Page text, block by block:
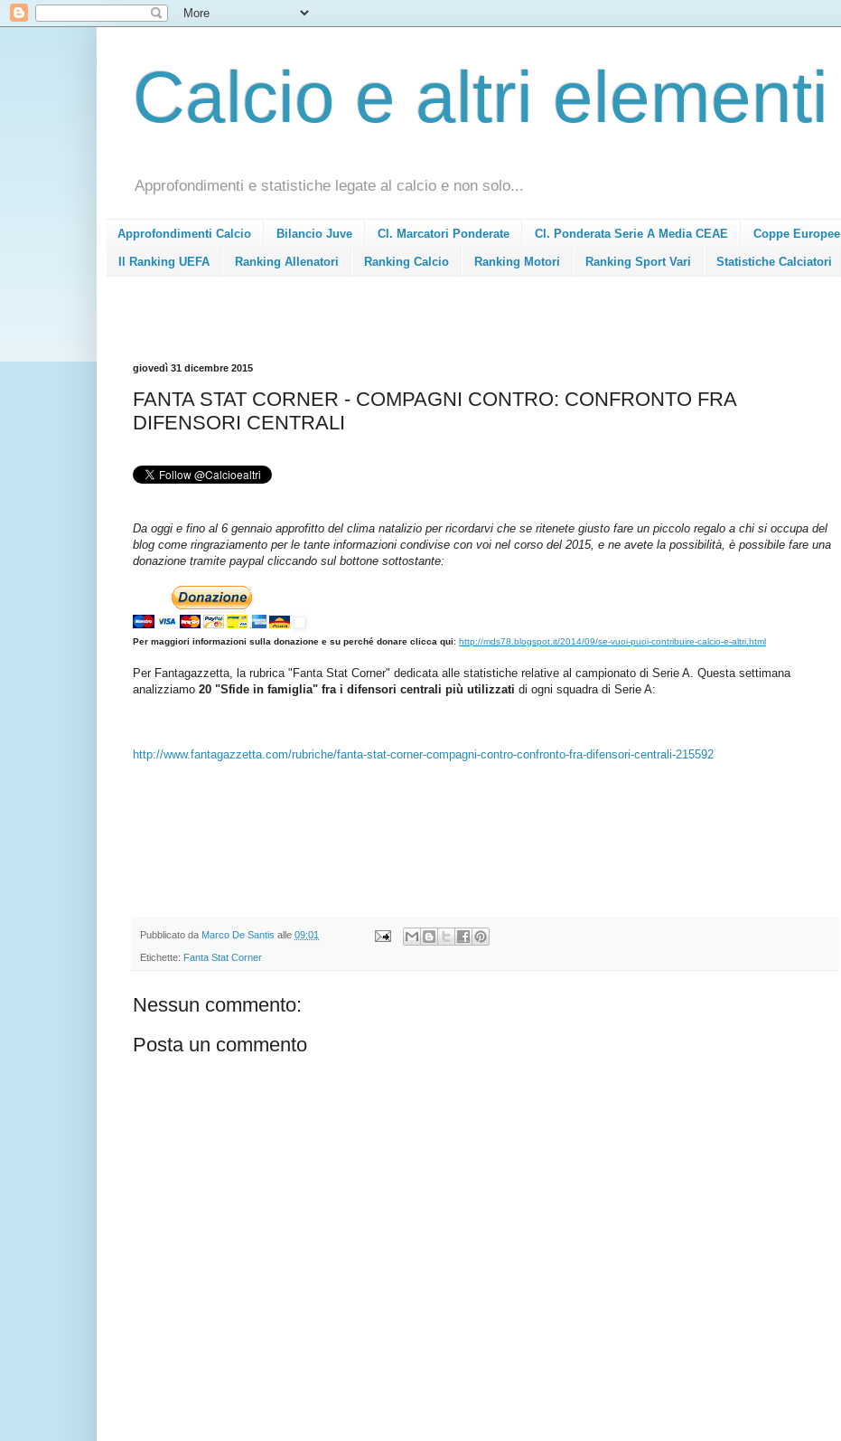
Calcio e altri elementi
Approfondimenti e statistiche legate al calcio e non solo...
Approfondimenti Calcio Bilancio Juve Cl. Marcatori Ponderate Cl. Ponderata Serie A Media CEAE Coppe Europee
Il Ranking UEFA Ranking Allenatori Ranking Calcio Ranking Motori Ranking Sport Vari Statistiche Calciatori
giovedì 31 dicembre 2015
FANTA STAT CORNER - COMPAGNI CONTRO: CONFRONTO FRA
DIFENSORI CENTRALI
Da oggi e fino al 6 gennaio approfitto del clima natalizio per ricordarvi che se ritenete giusto fare un piccolo regalo a chi si occupa del
blog come ringraziamento per le tante informazioni condivise con voi nel corso del 2015, e ne avete la possibilità, è possibile fare una
donazione tramite paypal cliccando sul bottone sottostante:
Per maggiori informazioni sulla donazione e su perché donare clicca qui: http://mds78.blogspot.it/2014/09/se-vuoi-puoi-contribuire-calcio-e-altri.html
Per Fantagazzetta, la rubrica "Fanta Stat Corner" dedicata alle statistiche relative al campionato di Serie A. Questa settimana
analizziamo 20 "Sfide in famiglia" fra i difensori centrali più utilizzati di ogni squadra di Serie A:
http://www.fantagazzetta.com/rubriche/fanta-stat-corner-compagni-contro-confronto-fra-difensori-centrali-215592
Pubblicato da Marco De Santis alle 09:01
Etichette: Fanta Stat Corner
Nessun commento:
Posta un commento